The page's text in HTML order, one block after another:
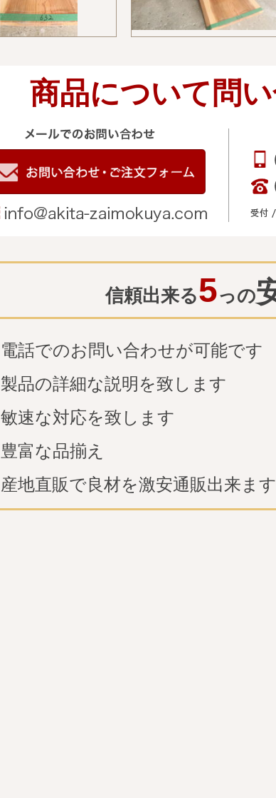
商品について問
信頼出来る5っの
電話でのお問い合わせが可能です
製品の詳細な説明を致します
敏速な対応を致します
豊富な品揃え
産地直販で良材を激安通販出来ます